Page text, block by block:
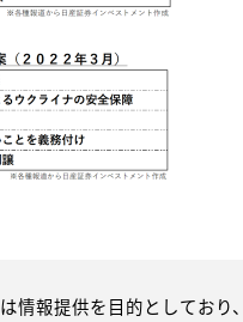
情報提供を目的としており